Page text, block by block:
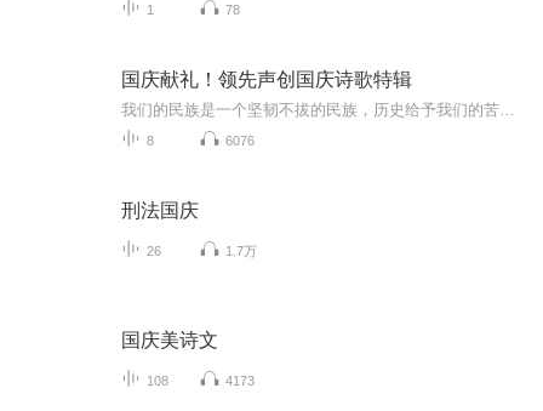
1 78
国庆献礼！领先声创国庆诗歌特辑
8 6076
刑法国庆
26 1.7万
国庆美诗文
108 4173